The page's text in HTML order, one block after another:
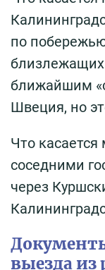
по
ближайшим
Швеция, но
Что
соседними
через
выезда из